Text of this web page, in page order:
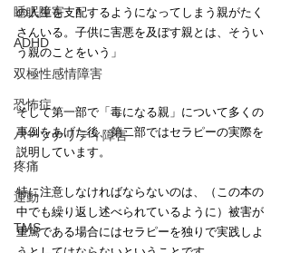
睡眠障害
ADHD
双極性感情障害
恐怖症
パーソナリティ障害
疼痛
運動
TMS
の人生を支配するようになってしまう親がたく
さんいる。子供に害悪を及ぼす親とは、そうい
う親のことをいう」
そして第一部で「毒になる親」について多くの
事例をあげた後、第二部ではセラピーの実際を
説明しています。
特に注意しなければならないのは、（この本の
中でも繰り返し述べられているように）被害が
重篤である場合にはセラピーを独りで実践しよ